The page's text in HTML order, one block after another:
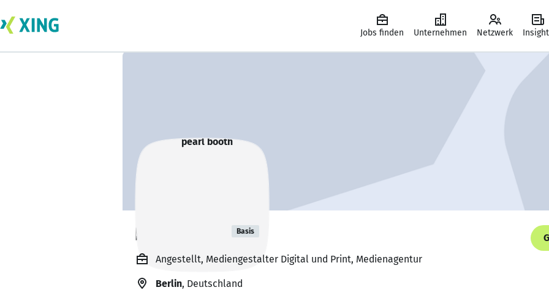
Jobs finden Unternehmen Netzwerk
pearl booth Basis
Angestellt, Mediengestalter Digital und Print, Medienagentur
Berlin, Deutschland